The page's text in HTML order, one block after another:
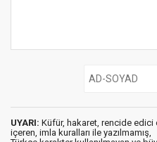
UYARI: Küfür, hakaret, rencide edici
içeren, imla kuralları ile yazılmamış,